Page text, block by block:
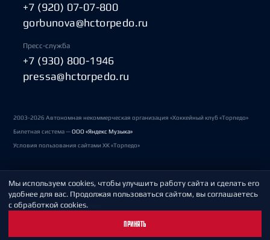
+7 (920) 07-07-800
gorbunova@hctorpedo.ru
Пресс-служба
+7 (930) 800-1946
pressa@hctorpedo.ru
2003-2026 Автономная некоммерческая организация «Хоккейный клуб «Торпедо»
Билетная система —ООО «Яндекс Музыка»
Условия пользования сайтами ХК «Торпедо»
Политика обработки персональных данных
Пользовательское соглашение
Мы используем cookies, чтобы улучшить работу сайта и сделать его
удобнее для вас. Продолжая пользоваться сайтом, вы соглашаетесь
с обработкой cookies.
ПРИНЯТЬ